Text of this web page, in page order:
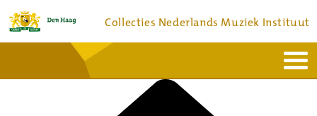
Collecties Nederlands Muziek Instituut
Bronnen en collecties